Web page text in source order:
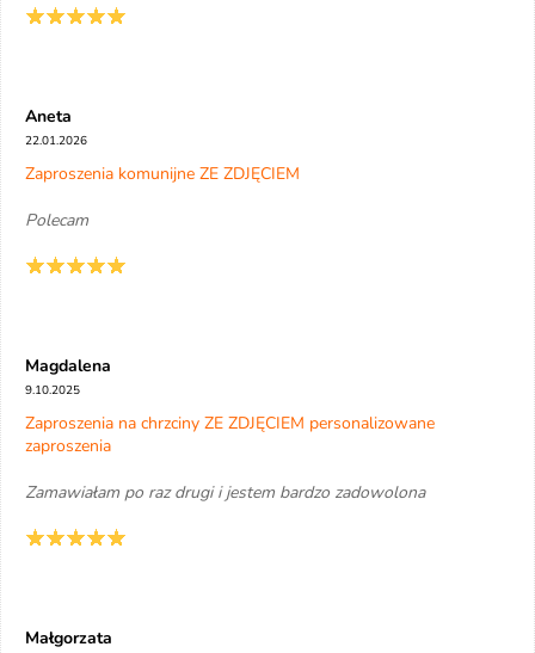
Aneta
22.01.2026
Zaproszenia komunijne ZE ZDJĘCIEM
Polecam
Magdalena
9.10.2025
Zaproszenia na chrzciny ZE ZDJĘCIEM personalizowane
zaproszenia
Zamawiałam po raz drugi i jestem bardzo zadowolona
Małgorzata